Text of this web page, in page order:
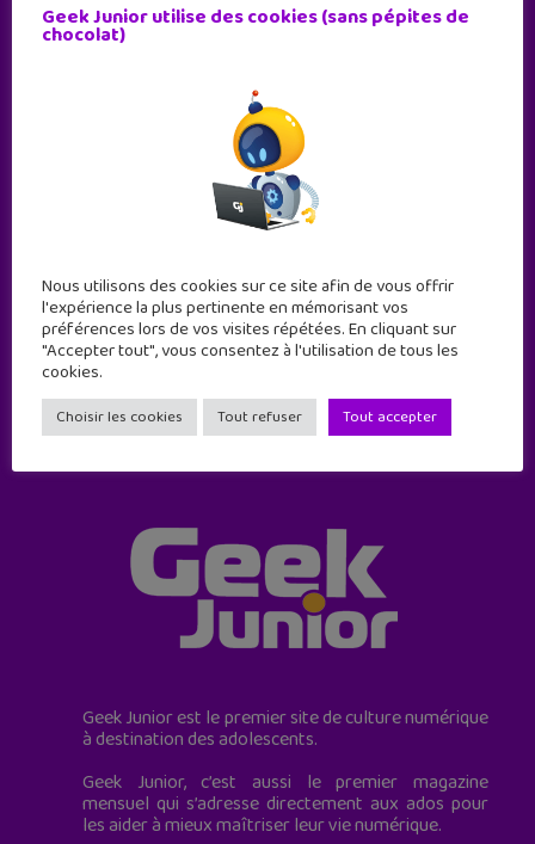
Abonne-toi !
11 numéros par an
Geek Junior est le premier site de culture numérique
à destination des adolescents.
Geek Junior, c’est aussi le premier magazine
mensuel qui s’adresse directement aux ados pour
les aider à mieux maîtriser leur vie numérique.
Geek Junior utilise des cookies (sans pépites de
chocolat)
Nous utilisons des cookies sur ce site afin de vous offrir
l'expérience la plus pertinente en mémorisant vos
préférences lors de vos visites répétées. En cliquant sur
"Accepter tout", vous consentez à l'utilisation de tous les
cookies.
Choisir les cookies Tout refuser Tout accepter